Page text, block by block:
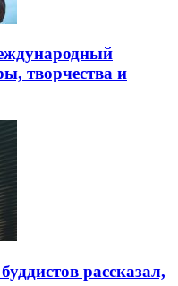
творчества и
рассказал,